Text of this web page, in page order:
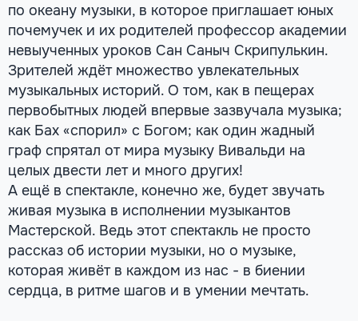
по океану музыки, в которое приглашает юных
почемучек и их родителей профессор академии
невыученных уроков Сан Саныч Скрипулькин.
Зрителей ждёт множество увлекательных
музыкальных историй. О том, как в пещерах
первобытных людей впервые зазвучала музыка;
как Бах «спорил» с Богом; как один жадный
граф спрятал от мира музыку Вивальди на
целых двести лет и много других!
А ещё в спектакле, конечно же, будет звучать
живая музыка в исполнении музыкантов
Мастерской. Ведь этот спектакль не просто
рассказ об истории музыки, но о музыке,
которая живёт в каждом из нас - в биении
сердца, в ритме шагов и в умении мечтать.